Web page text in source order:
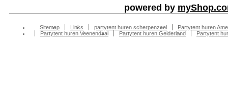
powered by
Sitemap Links partytent huren scherpenzeel
Partytent huren
Partytent huren Veenendaal
Partytent huren Gelderland Partytent